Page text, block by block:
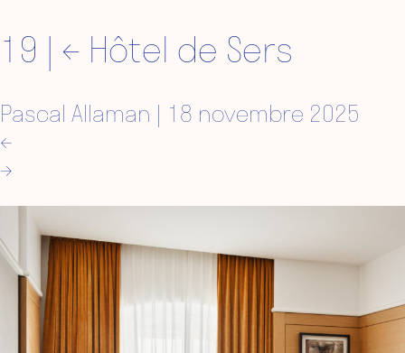
19 | ← Hôtel de Sers
Pascal Allaman | 18 novembre 2025
←
→